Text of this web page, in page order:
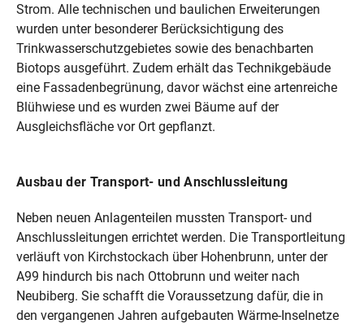
Strom. Alle technischen und baulichen Erweiterungen
wurden unter besonderer Berücksichtigung des
Trinkwasserschutzgebietes sowie des benachbarten
Biotops ausgeführt. Zudem erhält das Technikgebäude
eine Fassadenbegrünung, davor wächst eine artenreiche
Blühwiese und es wurden zwei Bäume auf der
Ausgleichsfläche vor Ort gepflanzt.
Ausbau der Transport- und Anschlussleitung
Neben neuen Anlagenteilen mussten Transport- und
Anschlussleitungen errichtet werden. Die Transportleitung
verläuft von Kirchstockach über Hohenbrunn, unter der
A99 hindurch bis nach Ottobrunn und weiter nach
Neubiberg. Sie schafft die Voraussetzung dafür, die in
den vergangenen Jahren aufgebauten Wärme-Inselnetze